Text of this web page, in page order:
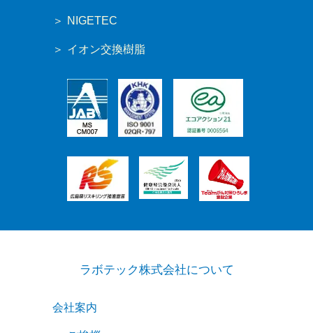
NIGETEC
イオン交換樹脂
ラボテック株式会社について
会社案内